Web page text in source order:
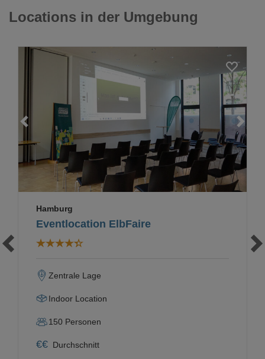
Locations in der Umgebung
Eventlocation ElbFaire
Hamburg
Zentrale Lage
Indoor Location
150 Personen
€€ Durchschnitt